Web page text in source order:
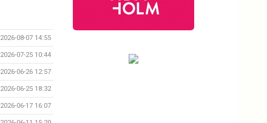
2026-08-07 14:55
2026-07-25 10:44
2026-06-26 12:57
2026-06-25 18:32
2026-06-17 16:07